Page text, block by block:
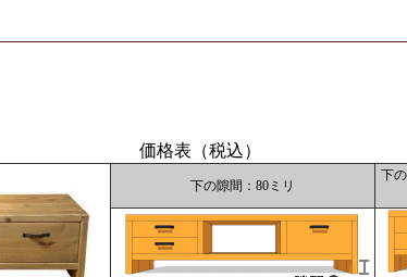
価格表（税込）
下の隙間：80ミリ
下